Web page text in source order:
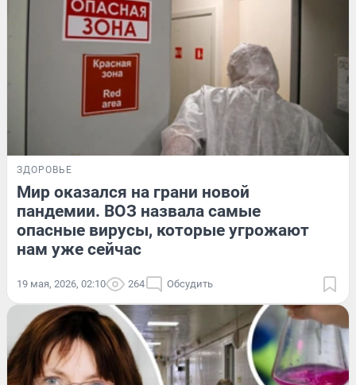
ЗДОРОВЬЕ
Мир оказался на грани новой
пандемии. ВОЗ назвала самые
опасные вирусы, которые угрожают
нам уже сейчас
19 мая, 2026, 02:10 264 Обсудить